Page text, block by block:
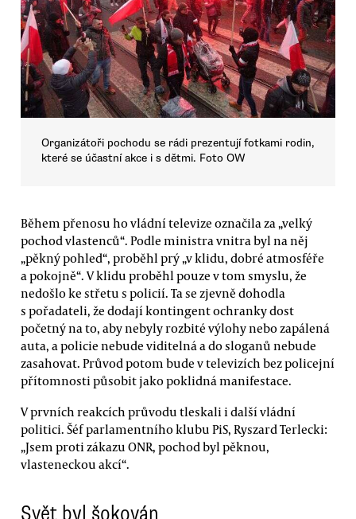
Organizátoři pochodu se rádi prezentují fotkami rodin,
které se účastní akce i s dětmi. Foto OW
Během přenosu ho vládní televize označila za „velký
pochod vlastenců“. Podle ministra vnitra byl na něj
„pěkný pohled“, proběhl prý „v klidu, dobré atmosféře
a pokojně“. V klidu proběhl pouze v tom smyslu, že
nedošlo ke střetu s policií. Ta se zjevně dohodla
s pořadateli, že dodají kontingent ochranky dost
početný na to, aby nebyly rozbité výlohy nebo zapálená
auta, a policie nebude viditelná a do sloganů nebude
zasahovat. Průvod potom bude v televizích bez policejní
přítomnosti působit jako poklidná manifestace.
V prvních reakcích průvodu tleskali i další vládní
politici. Šéf parlamentního klubu PiS, Ryszard Terlecki:
„Jsem proti zákazu ONR, pochod byl pěknou,
vlasteneckou akcí“.
Svět byl šokován